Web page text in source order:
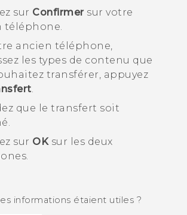
sur Confirmersur votre
téléphone.
ancien téléphone,
les types de contenu que
transférer, appuyez
.
que le transfert soit
sur OKsur les deux
informations étaient utiles ?